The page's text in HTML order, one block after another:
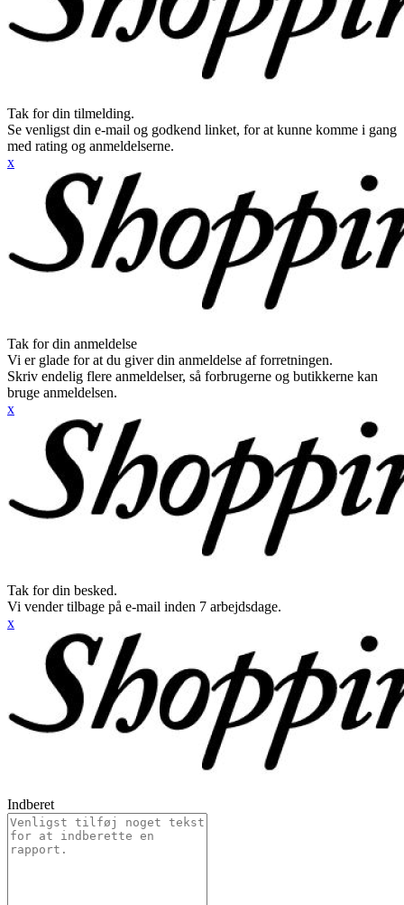
Tak for din tilmelding.
Se venligst din e-mail og godkend linket, for at kunne komme i gang
med rating og anmeldelserne.
x
Tak for din anmeldelse
Vi er glade for at du giver din anmeldelse af forretningen.
Skriv endelig flere anmeldelser, så forbrugerne og butikkerne kan
bruge anmeldelsen.
x
Tak for din besked.
Vi vender tilbage på e-mail inden 7 arbejdsdage.
x
Indberet